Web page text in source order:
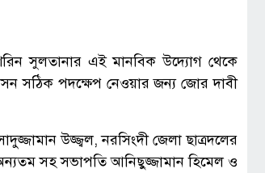
সুলতানার এই মানবিক উদ্যোগ থেকে
সঠিক পদক্ষেপ নেওয়ার জন্য জোর দাবী
উজ্জ্বল, নরসিংদী জেলা ছাত্রদলের
সহ সভাপতি আনিছুজ্জামান হিমেল ও